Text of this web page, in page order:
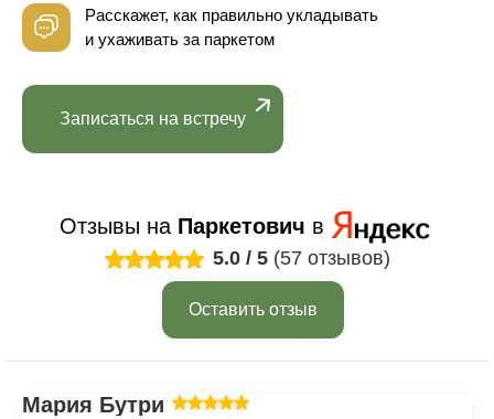
Расскажет, как правильно укладывать
и ухаживать за паркетом
Записаться на встречу
Отзывы на Паркетович в
5.0 / 5 (57 отзывов)
Оставить отзыв
Мария Бутрим